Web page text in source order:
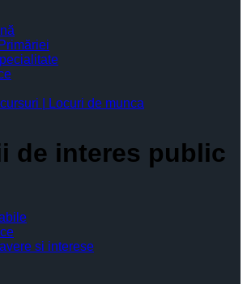
| Locuri de munca
de interes public
si interese